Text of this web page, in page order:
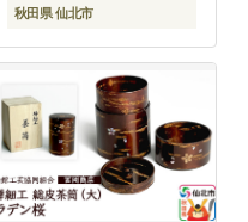
秋田県 仙北市